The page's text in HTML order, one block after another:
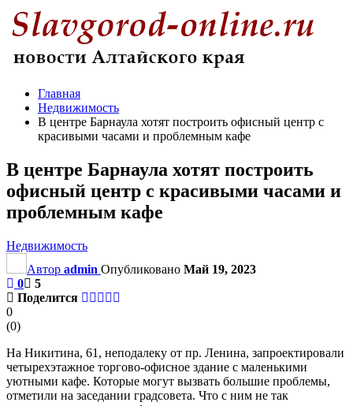
Главная
Недвижимость
В центре Барнаула хотят построить офисный центр с
красивыми часами и проблемным кафе
В центре Барнаула хотят построить
офисный центр с красивыми часами и
проблемным кафе
Недвижимость
Автор admin Опубликовано Май 19, 2023
0
5
Поделится
0
(0)
На Никитина, 61, неподалеку от пр. Ленина, запроектировали
четырехэтажное торгово-офисное здание с маленькими
уютными кафе. Которые могут вызвать большие проблемы,
отметили на заседании градсовета. Что с ним не так